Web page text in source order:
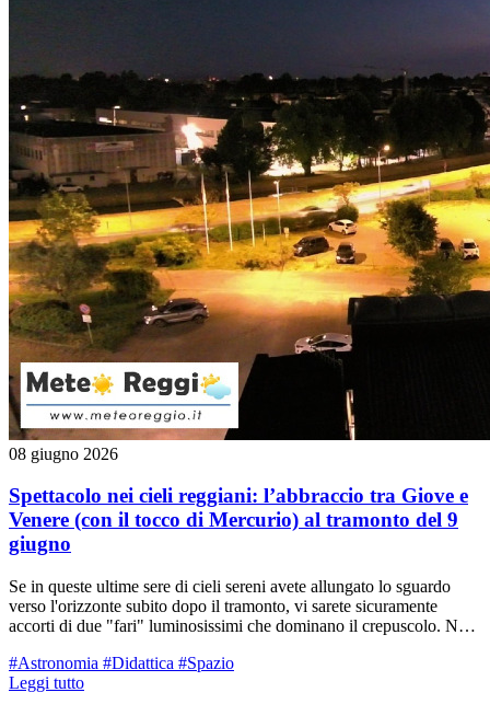
08 giugno 2026
Spettacolo nei cieli reggiani: l’abbraccio tra Giove e
Venere (con il tocco di Mercurio) al tramonto del 9
giugno
Se in queste ultime sere di cieli sereni avete allungato lo sguardo
verso l'orizzonte subito dopo il tramonto, vi sarete sicuramente
accorti di due "fari" luminosissimi che dominano il crepuscolo. Non
pianeti più brillanti del nostro Sistema Solare, che sera dopo sera si
sono avvicinati sempre di più. Il culmine di questo lento valzer
#Astronomia #Didattica #Spazio
Leggi tutto